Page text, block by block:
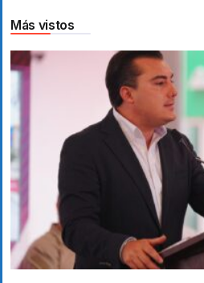
Más vistos